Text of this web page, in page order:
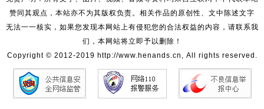
赞同其观点，本站亦不为其版权负责。相关作品的原创性、文中陈述文字
无法一一核实，如果您发现本网站上有侵犯您的合法权益的内容，请联系我
们，本网站将立即予以删除！
Copyright © 2012-2019 http://www.henands.cn, All rights reserved.